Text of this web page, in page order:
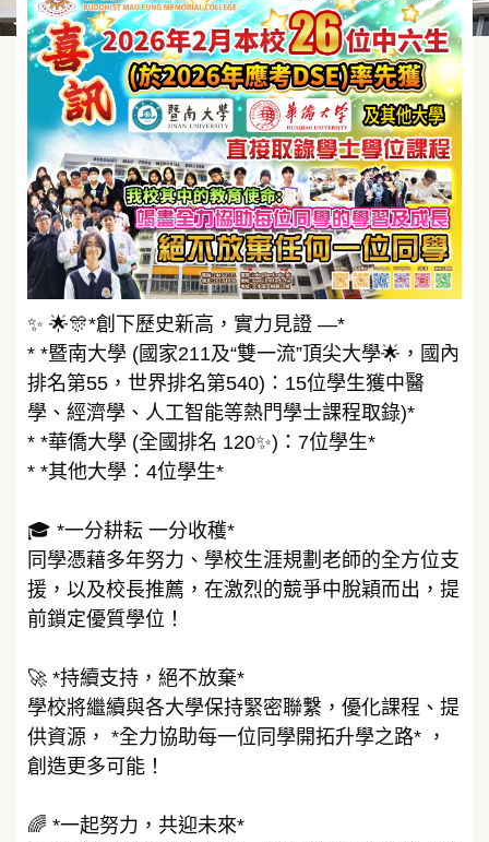
✨ 🌟🎊*創下歷史新高，實力見證 —*
* *暨南大學 (國家211及“雙一流”頂尖大學🌟，國內
排名第55，世界排名第540)：15位學生獲中醫
學、經濟學、人工智能等熱門學士課程取錄)*
* *華僑大學 (全國排名 120✨)：7位學生*
* *其他大學：4位學生*
🎓 *一分耕耘 一分收穫*
同學憑藉多年努力、學校生涯規劃老師的全方位支
援，以及校長推薦，在激烈的競爭中脫穎而出，提
前鎖定優質學位！
🚀 *持續支持，絕不放棄*
學校將繼續與各大學保持緊密聯繫，優化課程、提
供資源， *全力協助每一位同學開拓升學之路* ，
創造更多可能！
🌈 *一起努力，共迎未來*